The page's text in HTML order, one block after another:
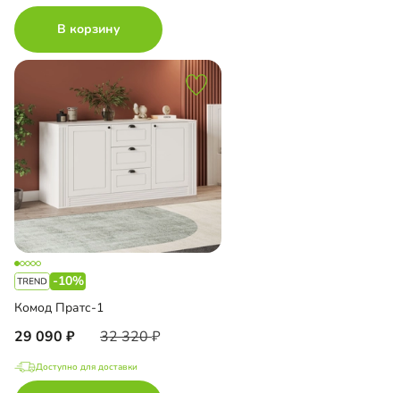
В корзину
-10%
Комод Пратс-1
29 090 32 320
Доступно для доставки